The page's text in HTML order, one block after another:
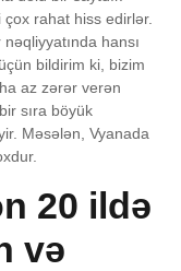
rahat hiss edirlər.
hansı
bildirim ki, bizim
az zərər verən
sıra böyük
Məsələn, Vyanada
20 ildə
və